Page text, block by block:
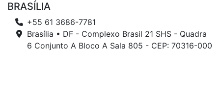
BRASÍLIA
+55 61 3686-7781
Brasília • DF - Complexo Brasil 21 SHS - Quadra
6 Conjunto A Bloco A Sala 805 - CEP: 70316-000